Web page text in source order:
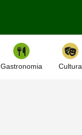
Gastronomia Cultura